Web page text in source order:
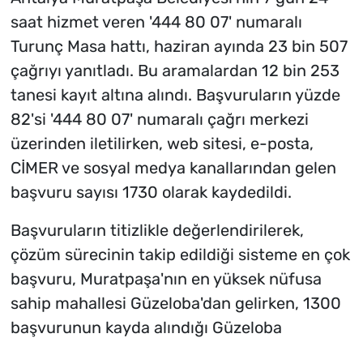
saat hizmet veren '444 80 07' numaralı
Turunç Masa hattı, haziran ayında 23 bin 507
çağrıyı yanıtladı. Bu aramalardan 12 bin 253
tanesi kayıt altına alındı. Başvuruların yüzde
82'si '444 80 07' numaralı çağrı merkezi
üzerinden iletilirken, web sitesi, e-posta,
CİMER ve sosyal medya kanallarından gelen
başvuru sayısı 1730 olarak kaydedildi.
Başvuruların titizlikle değerlendirilerek,
çözüm sürecinin takip edildiği sisteme en çok
başvuru, Muratpaşa'nın en yüksek nüfusa
sahip mahallesi Güzeloba'dan gelirken, 1300
başvurunun kayda alındığı Güzeloba